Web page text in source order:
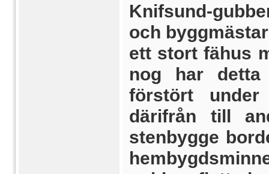
Knifsund-
och
ett stort fähus
nog har detta
förstört
därifrån till
stenbygge